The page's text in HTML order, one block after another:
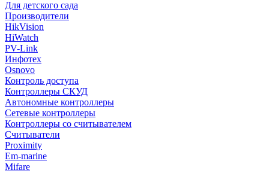
Для детского сада
Производители
HikVision
HiWatch
PV-Link
Инфотех
Osnovo
Контроль доступа
Контроллеры СКУД
Автономные контроллеры
Сетевые контроллеры
Контроллеры со считывателем
Считыватели
Proximity
Em-marine
Mifare